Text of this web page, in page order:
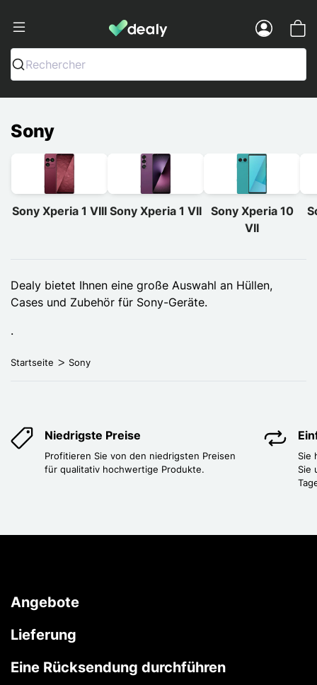
Dealy - Hüllen und Zubehör für
Rechercher
Sony
Sony Xperia 1 VIII Sony Xperia 1 VII
Sony Xperia 10
VII
Dealy bietet Ihnen eine große Auswahl an Hüllen,
Cases und Zubehör für Sony-Geräte.
.
Startseite Sony
Niedrigste Preise
Profitieren Sie von den niedrigsten Preisen
für qualitativ hochwertige Produkte.
Sie
Sie
Angebote
Lieferung
Eine Rücksendung durchführen